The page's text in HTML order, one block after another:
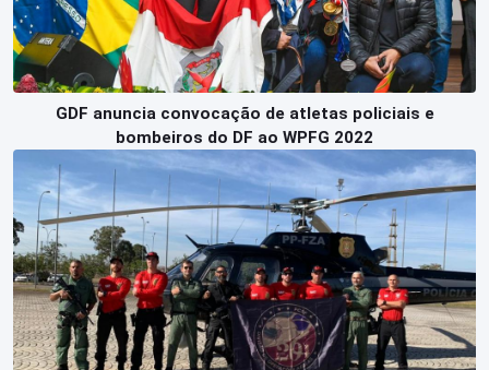
GDF anuncia convocação de atletas policiais e
bombeiros do DF ao WPFG 2022